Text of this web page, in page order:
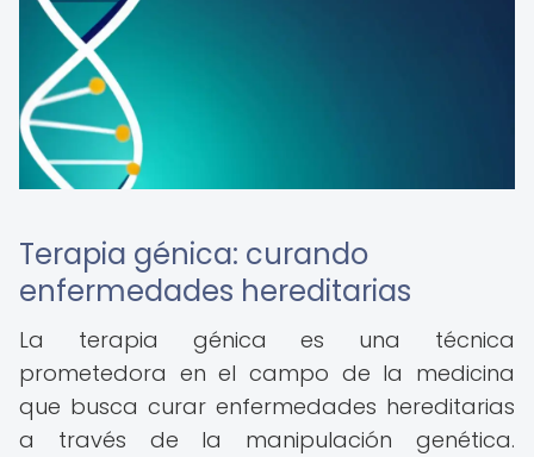
Terapia génica: curando
enfermedades hereditarias
La terapia génica es una técnica
prometedora en el campo de la medicina
que busca curar enfermedades hereditarias
a través de la manipulación genética.